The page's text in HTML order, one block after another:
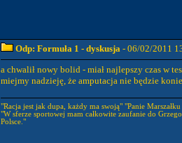
Odp: Formuła 1 - dyskusja- 06/02/2011
a chwalił nowy bolid - miał najlepszy czas w
miejmy nadzieję, że amputacja nie będzie
"Racja jest jak dupa, każdy ma swoją" "Panie
"W sferze sportowej mam całkowite zaufanie do
Polsce."